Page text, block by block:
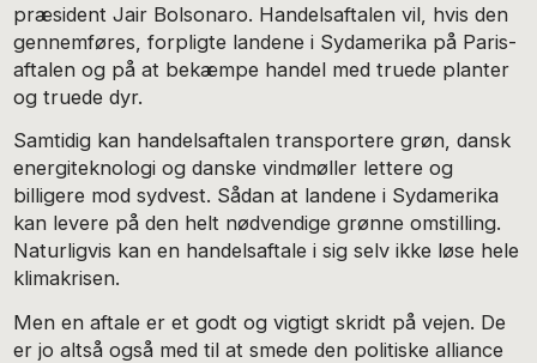
præsident Jair Bolsonaro. Handelsaftalen vil, hvis den
gennemføres, forpligte landene i Sydamerika på Paris-
aftalen og på at bekæmpe handel med truede planter
og truede dyr.
Samtidig kan handelsaftalen transportere grøn, dansk
energiteknologi og danske vindmøller lettere og
billigere mod sydvest. Sådan at landene i Sydamerika
kan levere på den helt nødvendige grønne omstilling.
Naturligvis kan en handelsaftale i sig selv ikke løse hele
klimakrisen.
Men en aftale er et godt og vigtigt skridt på vejen. De
er jo altså også med til at smede den politiske alliance